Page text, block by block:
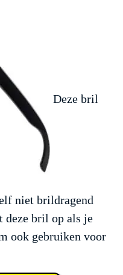
Deze bril
niet brildragend
deze bril op als je
ook gebruiken voor